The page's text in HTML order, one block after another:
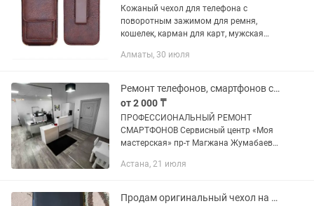
Кожаный чехол для телефона с
поворотным зажимом для ремня,
кошелек, карман для карт, мужская
Xiaomi Redmi Note 9, Samsung Galaxy
Алматы, 30 июля
Ремонт телефонов, смартфонов с гарантией
от 2 000 ₸
ПРОФЕССИОНАЛЬНЫЙ РЕМОНТ
СМАРТФОНОВ Сервисный центр «Моя
мастерская» пр-т Магжана Жумабаева,
Замена экрана / дисплея / стекла •
Астана, 21 июля
Продам оригинальный чехол на galaxy note 10